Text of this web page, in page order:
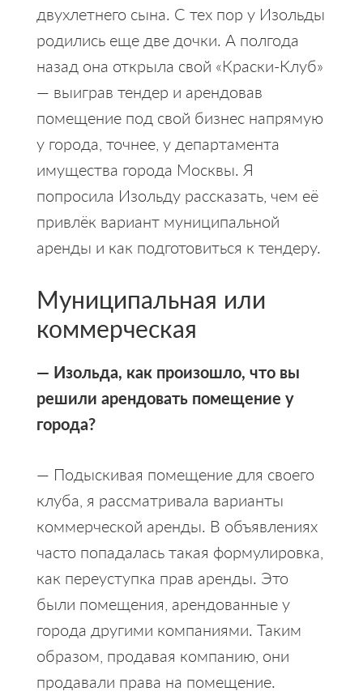
двухлетнего сына. С тех пор у Изольды
родились еще две дочки. А полгода
назад она открыла свой «Краски-Клуб»
— выиграв тендер и арендовав
помещение под свой бизнес напрямую
у города, точнее, у департамента
имущества города Москвы. Я
попросила Изольду рассказать, чем её
привлёк вариант муниципальной
аренды и как подготовиться к тендеру.
Муниципальная или
коммерческая
— Изольда, как произошло, что вы
решили арендовать помещение у
города?
— Подыскивая помещение для своего
клуба, я рассматривала варианты
коммерческой аренды. В объявлениях
часто попадалась такая формулировка,
как переуступка прав аренды. Это
были помещения, арендованные у
города другими компаниями. Таким
образом, продавая компанию, они
продавали права на помещение.